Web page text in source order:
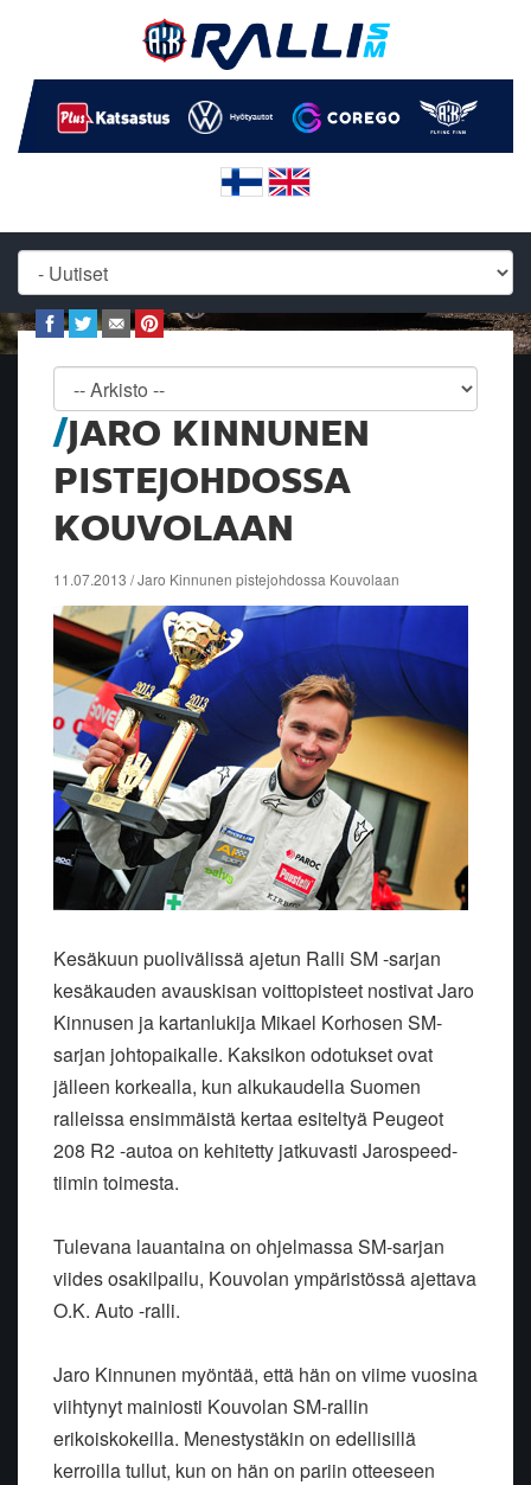
JARO KINNUNEN
PISTEJOHDOSSA
KOUVOLAAN
11.07.2013 / Jaro Kinnunen pistejohdossa Kouvolaan
Kesäkuun puolivälissä ajetun Ralli SM -sarjan
kesäkauden avauskisan voittopisteet nostivat Jaro
Kinnusen ja kartanlukija Mikael Korhosen SM-
sarjan johtopaikalle. Kaksikon odotukset ovat
jälleen korkealla, kun alkukaudella Suomen
ralleissa ensimmäistä kertaa esiteltyä Peugeot
208 R2 -autoa on kehitetty jatkuvasti Jarospeed-
tiimin toimesta.
Tulevana lauantaina on ohjelmassa SM-sarjan
viides osakilpailu, Kouvolan ympäristössä ajettava
O.K. Auto -ralli.
Jaro Kinnunen myöntää, että hän on viime vuosina
viihtynyt mainiosti Kouvolan SM-rallin
erikoiskokeilla. Menestystäkin on edellisillä
kerroilla tullut, kun on hän on pariin otteeseen